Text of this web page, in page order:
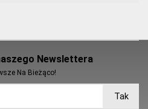
Newslettera
Na Bieżąco!